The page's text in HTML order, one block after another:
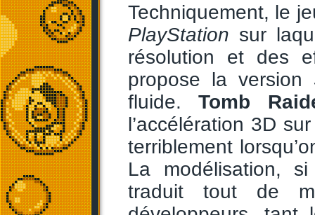
Techniquement, le
PlayStation sur
résolution et des
propose la version
fluide.Tomb
l’accélération 3D
terriblement
La modélisation,
traduit tout de